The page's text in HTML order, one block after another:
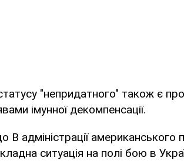
"непридатного" також є
імунної декомпенсації.
В адміністрації
ситуація на полі бою в